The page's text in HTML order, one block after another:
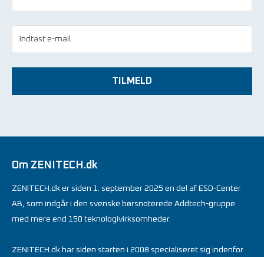
TILMELD
Om ZENITECH.dk
ZENITECH.dk er siden 1. september 2025 en del af ESD-Center
AB, som indgår i den svenske børsnoterede Addtech-gruppe
med mere end 150 teknologivirksomheder.
ZENITECH.dk har siden starten i 2008 specialiseret sig indenfor